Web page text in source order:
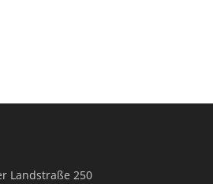
Landstraße 250